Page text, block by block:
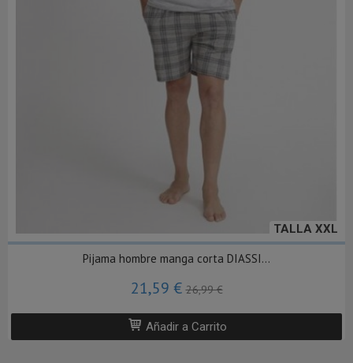
TALLA XXL
Pijama hombre manga corta DIASSI...
21,59 €26,99 €
Añadir a Carrito